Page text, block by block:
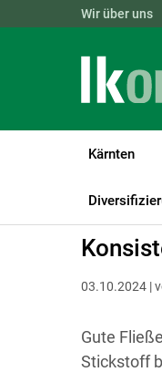
Wir über uns
Kärnten
LK Kärnten
03.10.2024 |
Gute
Stickstoff